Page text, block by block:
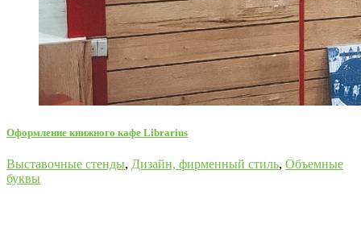
Оформление книжного кафе Librarius
Выставочные стенды, Дизайн, фирменный стиль, Объемные
буквы